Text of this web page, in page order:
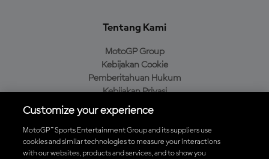
Tentang Kami
MotoGP Group
Kebijakan Cookie
Pemberitahuan Hukum
Kebijakan Privasi
Kebijakan Pembelian
Unduh Aplikasi Resmi MotoGP™
Customize your experience
MotoGP™ Sports Entertainment Group and its suppliers use
cookies and similar technologies to measure your interactions
with our websites, products and services, and to show you